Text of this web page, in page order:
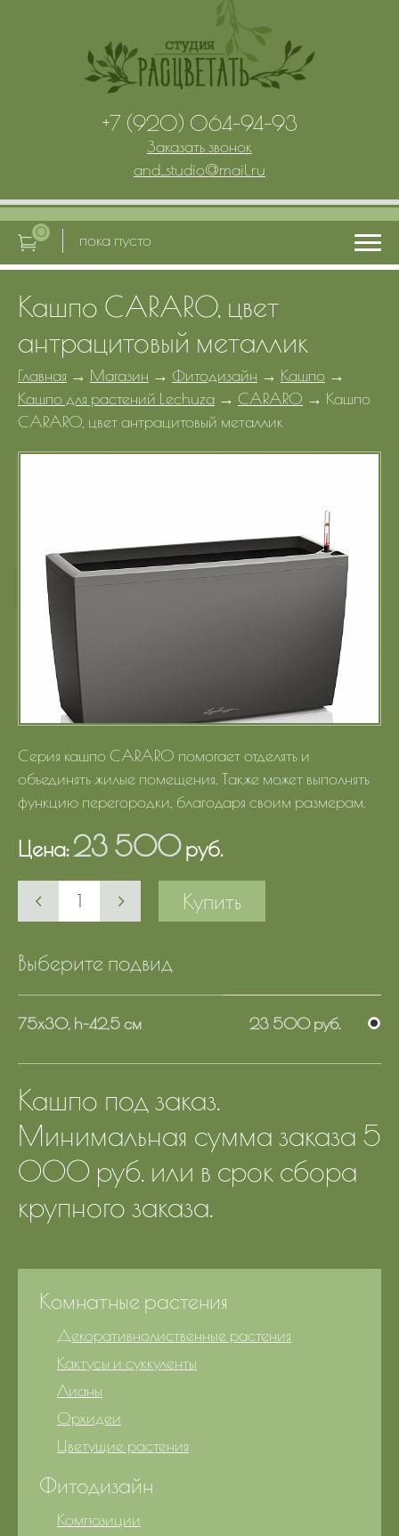
Кашпо CARARO, цвет
антрацитовый металлик
Главная → Магазин → Фитодизайн → Кашпо →
Кашпо для растений Lechuza → CARARO → Кашпо
CARARO, цвет антрацитовый металлик
Серия кашпо CARARO помогает отделять и
объединять жилые помещения. Также может выполнять
функцию перегородки, благодаря своим размерам.
Цена:23 500руб.
Купить
Выберите подвид
75х30, h-42,5 см 23 500 руб.
Кашпо под заказ.
Минимальная сумма заказа 5
000 руб. или в срок сбора
крупного заказа.
Комнатные растения
Декоративнолиственные растения
Кактусы и суккуленты
Лианы
Орхидеи
Цветущие растения
Фитодизайн
Композиции
+7 (920) 064-94-93
Заказать звонок
and_studio@mail.ru
0 пока пусто
Главная
Услуги
Портфолио